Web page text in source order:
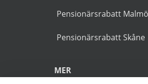
markerade med en
Pensionärsrabatt